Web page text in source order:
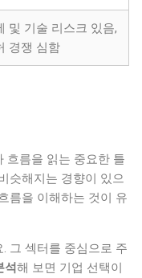
및 기술 리스크 있음,
경쟁 심함
흐름을 읽는 중요한 틀
슷해지는 경향이 있으
름을 이해하는 것이 유
그 섹터를 중심으로 주
석해 보면 기업 선택이